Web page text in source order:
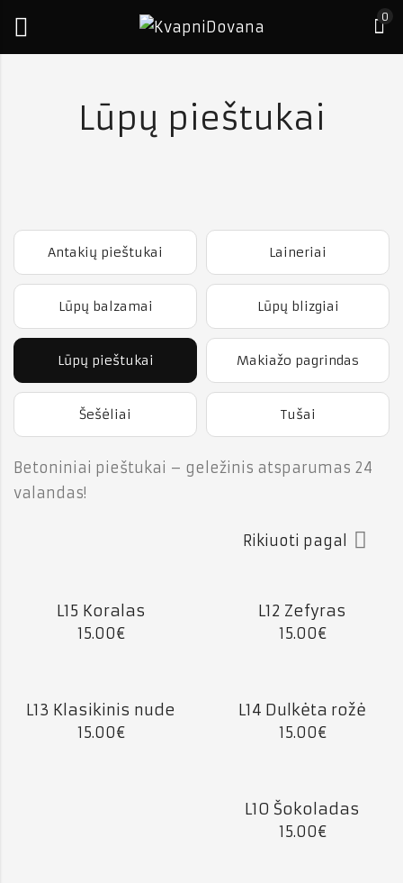
0
Lūpų pieštukai
Antakių pieštukai Laineriai
Lūpų balzamai Lūpų blizgiai
Lūpų pieštukai Makiažo pagrindas
Šešėliai Tušai
Betoniniai pieštukai – geležinis atsparumas 24
valandas!
Rikiuoti pagal
L15 Koralas
15.00€
L12 Zefyras
15.00€
L13 Klasikinis nude
15.00€
L14 Dulkėta rožė
15.00€
L10 Šokoladas
15.00€